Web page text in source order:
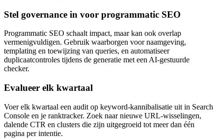
Stel governance in voor programmatic SEO
Programmatic SEO schaalt impact, maar kan ook overlap
vermenigvuldigen. Gebruik waarborgen voor naamgeving,
templating en toewijzing van queries, en automatiseer
duplicaatcontroles tijdens de generatie met een AI-gestuurde
checker.
Evalueer elk kwartaal
Voer elk kwartaal een audit op keyword-kannibalisatie uit in Search
Console en je ranktracker. Zoek naar nieuwe URL-wisselingen,
dalende CTR en clusters die zijn uitgegroeid tot meer dan één
pagina per intentie.